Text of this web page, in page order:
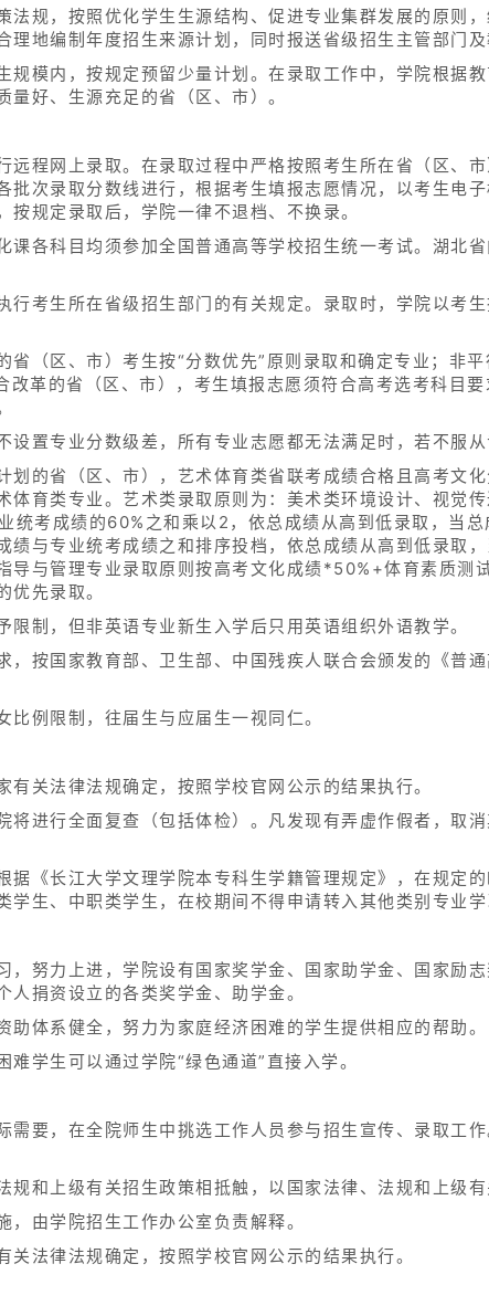
法规，按照优化学生生源结构、促进专业集群发展的原则
地编制年度招生来源计划，同时报送省级招生主管部门及
规模内，按规定预留少量计划。在录取工作中，学院根据
好、生源充足的省（区、市）。
远程网上录取。在录取过程中严格按照考生所在省（区、
批次录取分数线进行，根据考生填报志愿情况，以考生电
规定录取后，学院一律不退档、不换录。
课各科目均须参加全国普通高等学校招生统一考试。湖北
行考生所在省级招生部门的有关规定。录取时，学院以考
省（区、市）考生按“分数优先”原则录取和确定专业；非
改革的省（区、市），考生填报志愿须符合高考选考科目
设置专业分数级差，所有专业志愿都无法满足时，若不服从
划的省（区、市），艺术体育类省联考成绩合格且高考文
体育类专业。艺术类录取原则为：美术类环境设计、视觉
统考成绩的60%之和乘以2，依总成绩从高到低录取，当
绩与专业统考成绩之和排序投档，依总成绩从高到低录取
导与管理专业录取原则按高考文化成绩*50%+体育素质测
先录取。
制，但非英语专业新生入学后只用英语组织外语教学。
，按国家教育部、卫生部、中国残疾人联合会颁发的《普
例限制，往届生与应届生一视同仁。
关法律法规确定，按照学校官网公示的结果执行。
将进行全面复查（包括体检）。凡发现有弄虚作假者，取
据《长江大学文理学院本专科生学籍管理规定》，在规定
生、中职类学生，在校期间不得申请转入其他类别专业学
，努力上进，学院设有国家奖学金、国家助学金、国家励
捐资设立的各类奖学金、助学金。
体系健全，努力为家庭经济困难的学生提供相应的帮助。
学生可以通过学院“绿色通道”直接入学。
需要，在全院师生中挑选工作人员参与招生宣传、录取工
规和上级有关招生政策相抵触，以国家法律、法规和上级有
由学院招生工作办公室负责解释。
法律法规确定，按照学校官网公示的结果执行。